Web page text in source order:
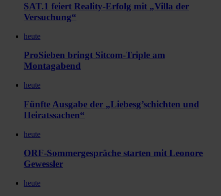
SAT.1 feiert Reality-Erfolg mit „Villa der
Versuchung“
heute
ProSieben bringt Sitcom-Triple am
Montagabend
heute
Fünfte Ausgabe der „Liebesg’schichten und
Heiratssachen“
heute
ORF-Sommergespräche starten mit Leonore
Gewessler
heute